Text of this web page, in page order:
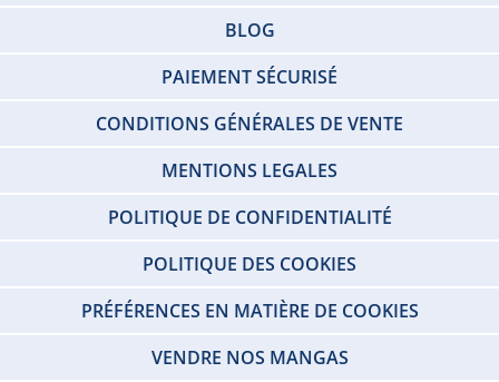
BLOG
PAIEMENT SÉCURISÉ
CONDITIONS GÉNÉRALES DE VENTE
MENTIONS LEGALES
POLITIQUE DE CONFIDENTIALITÉ
POLITIQUE DES COOKIES
PRÉFÉRENCES EN MATIÈRE DE COOKIES
VENDRE NOS MANGAS